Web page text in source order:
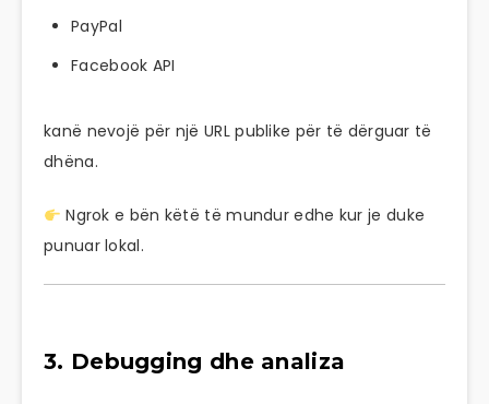
PayPal
Facebook API
kanë nevojë për një URL publike për të dërguar të
dhëna.
Ngrok e bën këtë të mundur edhe kur je duke
punuar lokal.
3. Debugging dhe analiza